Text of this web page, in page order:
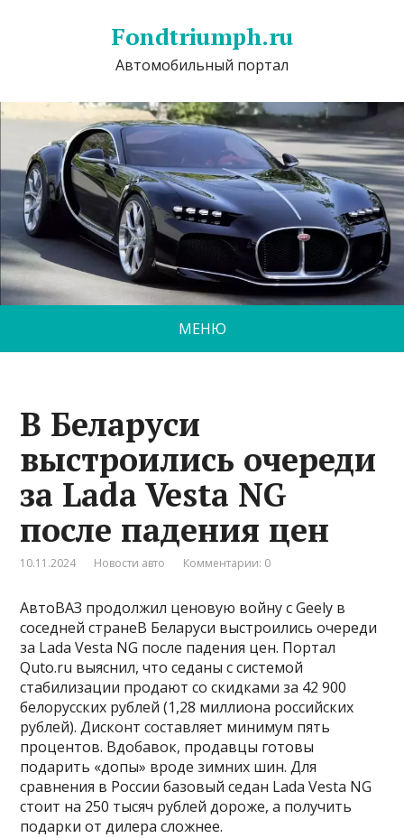
Fondtriumph.ru
Автомобильный портал
МЕНЮ
В Беларуси
выстроились очереди
за Lada Vesta NG
после падения цен
10.11.2024 Новости авто Комментарии: 0
АвтоВАЗ продолжил ценовую войну с Geely в
соседней странеВ Беларуси выстроились очереди
за Lada Vesta NG после падения цен. Портал
Quto.ru выяснил, что седаны с системой
стабилизации продают со скидками за 42 900
белорусских рублей (1,28 миллиона российских
рублей). Дисконт составляет минимум пять
процентов. Вдобавок, продавцы готовы
подарить «допы» вроде зимних шин. Для
сравнения в России базовый седан Lada Vesta NG
стоит на 250 тысяч рублей дороже, а получить
подарки от дилера сложнее.